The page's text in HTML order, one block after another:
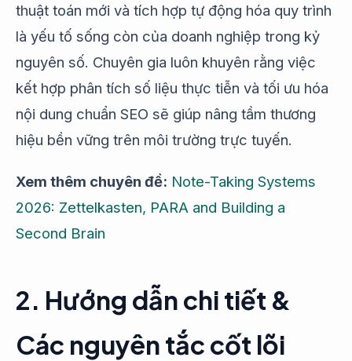
thuật toán mới và tích hợp tự động hóa quy trình
là yếu tố sống còn của doanh nghiệp trong kỷ
nguyên số. Chuyên gia luôn khuyên rằng việc
kết hợp phân tích số liệu thực tiễn và tối ưu hóa
nội dung chuẩn SEO sẽ giúp nâng tầm thương
hiệu bền vững trên môi trường trực tuyến.
Xem thêm chuyên đề: Note-Taking Systems
2026: Zettelkasten, PARA and Building a
Second Brain
2. Hướng dẫn chi tiết &
Các nguyên tắc cốt lõi